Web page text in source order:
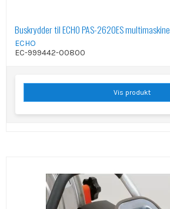
Buskrydder til ECHO PAS-2620ES multimaskine
ECHO
EC-999442-00800
Vis produkt